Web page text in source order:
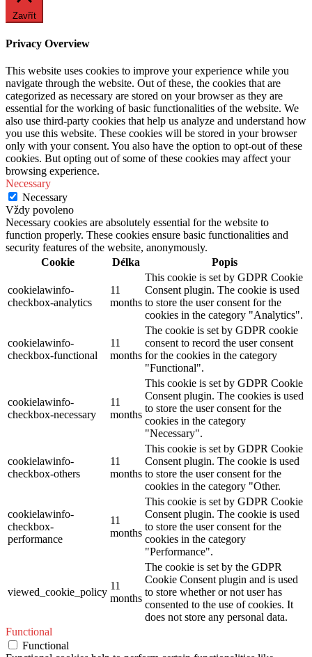
Zavřít
Privacy Overview
This website uses cookies to improve your experience while you
navigate through the website. Out of these, the cookies that are
categorized as necessary are stored on your browser as they are
essential for the working of basic functionalities of the website. We
also use third-party cookies that help us analyze and understand how
you use this website. These cookies will be stored in your browser
only with your consent. You also have the option to opt-out of these
cookies. But opting out of some of these cookies may affect your
browsing experience.
Necessary
Necessary
Vždy povoleno
Necessary cookies are absolutely essential for the website to
function properly. These cookies ensure basic functionalities and
security features of the website, anonymously.
Cookie
Délka Popis
cookielawinfo-
checkbox-analytics
11
months
This cookie is set by GDPR Cookie
Consent plugin. The cookie is used
to store the user consent for the
cookies in the category "Analytics".
cookielawinfo-
checkbox-functional
11
months
The cookie is set by GDPR cookie
consent to record the user consent
for the cookies in the category
"Functional".
cookielawinfo-
checkbox-necessary
11
months
This cookie is set by GDPR Cookie
Consent plugin. The cookies is used
to store the user consent for the
cookies in the category
"Necessary".
cookielawinfo-
checkbox-others
11
months
This cookie is set by GDPR Cookie
Consent plugin. The cookie is used
to store the user consent for the
cookies in the category "Other.
cookielawinfo-
checkbox-
performance
11
months
This cookie is set by GDPR Cookie
Consent plugin. The cookie is used
to store the user consent for the
cookies in the category
"Performance".
viewed_cookie_policy
11
months
The cookie is set by the GDPR
Cookie Consent plugin and is used
to store whether or not user has
consented to the use of cookies. It
does not store any personal data.
Functional
Functional